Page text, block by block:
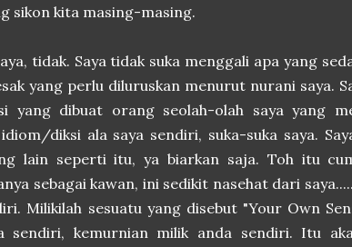
sikon kita masing-masing.
tidak. Saya tidak suka menggali apa yang
yang perlu diluruskan menurut nurani saya.
yang dibuat orang seolah-olah saya yang
diksi ala saya sendiri, suka-suka saya.
lain seperti itu, ya biarkan saja. Toh itu
sebagai kawan, ini sedikit nasehat dari
Milikilah sesuatu yang disebut "Your Own
sendiri, kemurnian milik anda sendiri. Itu